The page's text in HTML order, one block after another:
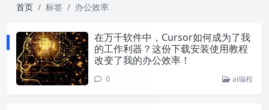
首页 标签 办公效率
在万千软件中，Cursor如何成为了我
的工作利器？这份下载安装使用教程
改变了我的办公效率！
0 ai编程